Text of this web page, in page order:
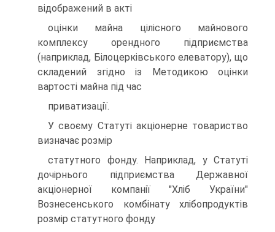
вiдображений в актi
оцiнки майна цiлiсного майнового
комплексу орендного пiдприємства
(наприклад, Бiлоцеркiвського елеватору), що
складений згiдно iз Методикою оцiнки
вартостi майна пiд час
приватизацiї.
У своєму Статутi акцiонерне товариство
визначає розмiр
статутного фонду. Наприклад, у Статутi
дочiрнього пiдприємства Державної
акцiонерної компанiї "Хлiб України"
Вознесенського комбiнату хлiбопродуктiв
розмiр статутного фонду